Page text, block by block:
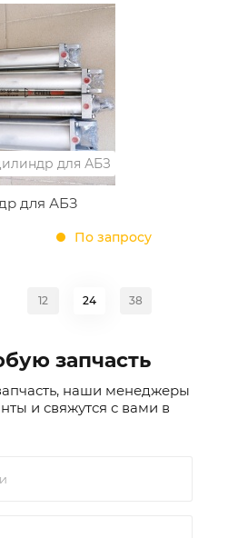
для АБЗ
для АБЗ
По запросу
12 24 38
запчасть
наши менеджеры
и свяжутся с вами в